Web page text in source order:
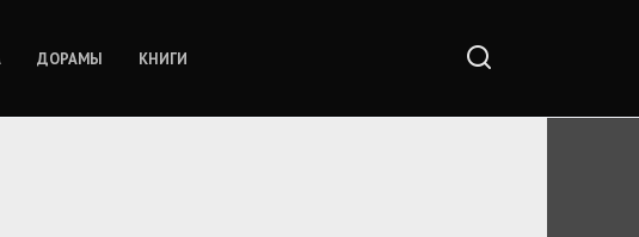
ДОРАМЫ КНИГИ